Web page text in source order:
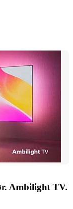
Ambilight TV.